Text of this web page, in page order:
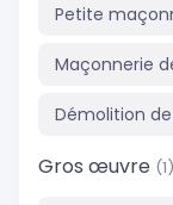
Petite
Maçonnerie
Démolition
Gros œuvre (1)